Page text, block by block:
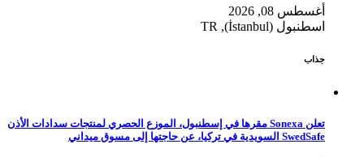
أغسطس 08, 2026
اسطنبول (İstanbul), TR
جذاب
تعلن Sonexa مقرها في إسطنبول، الموزع الحصري لمنتجات سدادات الأذن
SwedSafe السويدية في تركيا، عن حاجتها إلى مسوق ميداني